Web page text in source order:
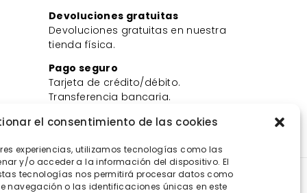
el consentimiento de las cookies
experiencias, utilizamos tecnologías como las
y/o acceder a la información del dispositivo. El
tecnologías nos permitirá procesar datos como
navegación o las identificaciones únicas en este
Devoluciones gratuitas
Devoluciones gratuitas en nuestra
tienda física.
Pago seguro
Tarjeta de crédito/débito.
Transferencia bancaria.